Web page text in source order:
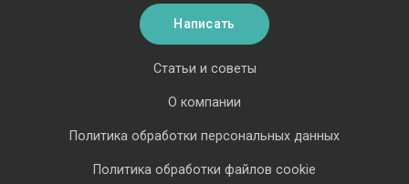
Статьи и советы
О компании
Политика обработки персональных данных
Политика обработки файлов cookie
Написать